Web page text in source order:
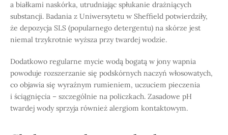
a białkami naskórka, utrudniając spłukanie drażniących
substancji. Badania z Uniwersytetu w Sheffield potwierdziły,
że depozycja SLS (popularnego detergentu) na skórze jest
niemal trzykrotnie wyższa przy twardej wodzie.
Dodatkowo regularne mycie wodą bogatą w jony wapnia
powoduje rozszerzanie się podskórnych naczyń włosowatych,
co objawia się wyraźnym rumieniem, uczuciem pieczenia
i ściągnięcia – szczególnie na policzkach. Zasadowe pH
twardej wody sprzyja również alergiom kontaktowym.